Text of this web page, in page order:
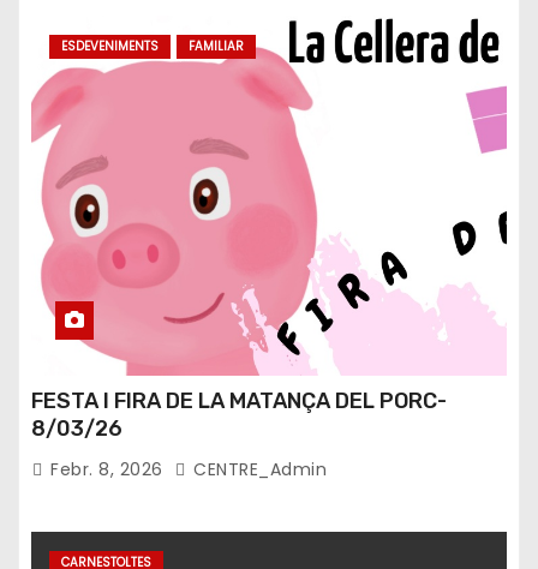
ESDEVENIMENTS FAMILIAR
FESTA I FIRA DE LA MATANÇA DEL PORC-
8/03/26
Febr. 8, 2026 CENTRE_Admin
CARNESTOLTES